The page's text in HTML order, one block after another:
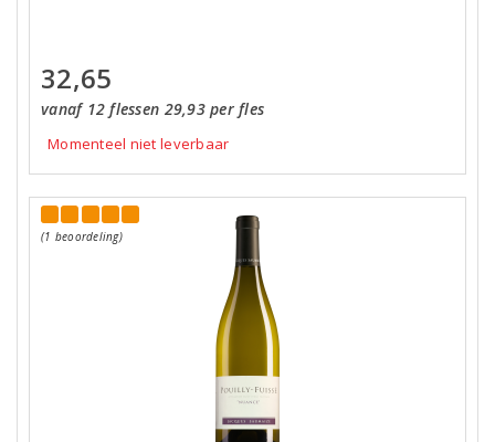
32,65
vanaf 12 flessen 29,93 per fles
Momenteel niet leverbaar
(1 beoordeling)